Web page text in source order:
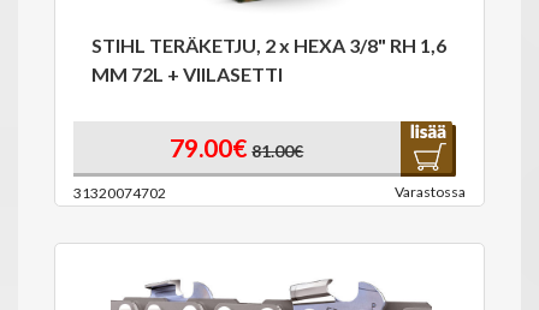
STIHL TERÄKETJU, 2 x HEXA 3/8" RH 1,6
MM 72L + VIILASETTI
79.00€ 81.00€
31320074702 Varastossa